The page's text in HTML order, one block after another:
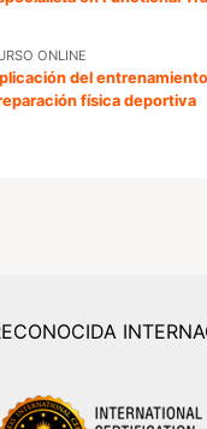
ONLINE
del
física deportiva